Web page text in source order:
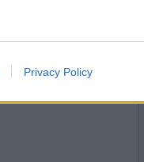
Privacy Policy